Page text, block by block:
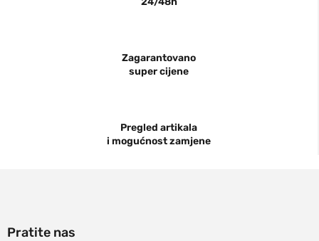
Zagarantovano
super cijene
Pregled artikala
i mogućnost zamjene
Pratite nas